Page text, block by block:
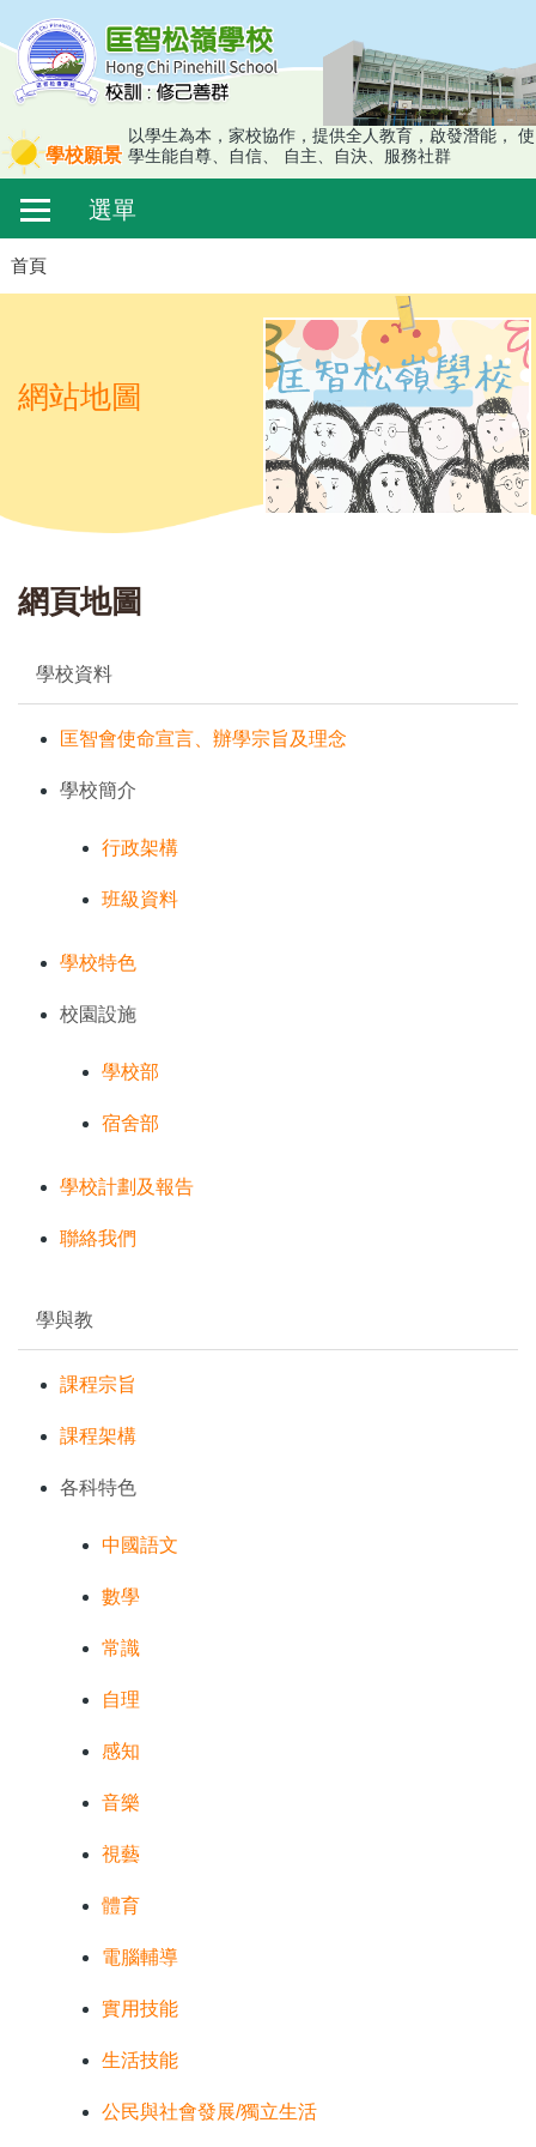
移至主內容
學校願景
以學生為本，家校協作，提供全人教育，啟發潛能， 使
學生能自尊、自信、 自主、自決、服務社群
選單
Main
navigation
導
航
結
首頁
網站地圖
網頁地圖
學校資料
匡智會使命宣言、辦學宗旨及理念
學校簡介
行政架構
班級資料
學校特色
校園設施
學校部
宿舍部
學校計劃及報告
聯絡我們
學與教
課程宗旨
課程架構
各科特色
中國語文
數學
常識
自理
感知
音樂
視藝
體育
電腦輔導
實用技能
生活技能
公民與社會發展/獨立生活